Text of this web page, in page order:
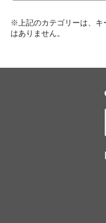
※上記のカテゴリーは、キ
はありません。